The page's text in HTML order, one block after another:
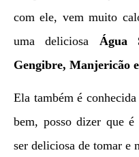
com ele, vem muito
uma deliciosa Água
Gengibre, Manjericão
Ela também é
bem, posso dizer que
ser deliciosa de tomar e